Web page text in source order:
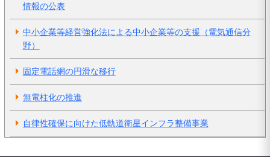
情報の公表
中小企業等経営強化法による中小企業等の支援（電気通信分
野）
固定電話網の円滑な移行
無電柱化の推進
自律性確保に向けた低軌道衛星インフラ整備事業